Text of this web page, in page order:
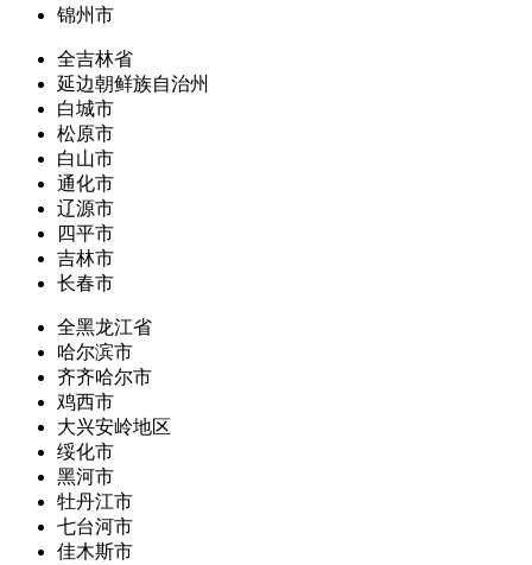
锦州市
全吉林省
延边朝鲜族自治州
白城市
松原市
白山市
通化市
辽源市
四平市
吉林市
长春市
全黑龙江省
哈尔滨市
齐齐哈尔市
鸡西市
大兴安岭地区
绥化市
黑河市
牡丹江市
七台河市
佳木斯市